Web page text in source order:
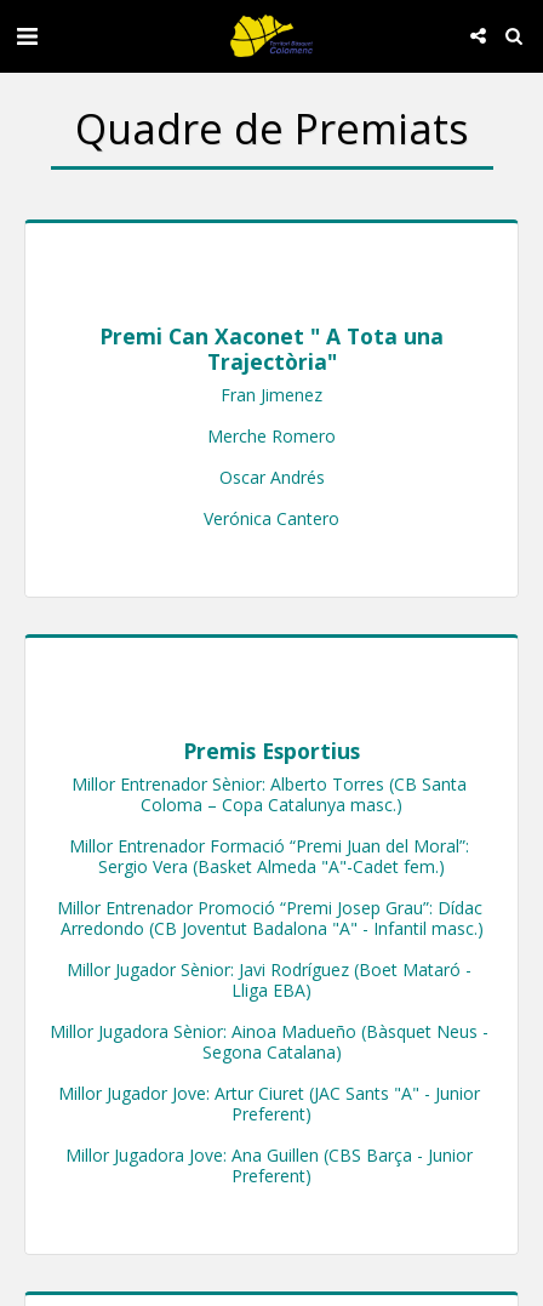
Quadre de Premiats
Premi Can Xaconet " A Tota una
Trajectòria"
Fran Jimenez
Merche Romero
Oscar Andrés
Verónica Cantero
Premis Esportius
Millor Entrenador Sènior: Alberto Torres (CB Santa
Coloma – Copa Catalunya masc.)
Millor Entrenador Formació “Premi Juan del Moral”:
Sergio Vera (Basket Almeda "A"-Cadet fem.)
Millor Entrenador Promoció “Premi Josep Grau”: Dídac
Arredondo (CB Joventut Badalona "A" - Infantil masc.)
Millor Jugador Sènior: Javi Rodríguez (Boet Mataró -
Lliga EBA)
Millor Jugadora Sènior: Ainoa Madueño (Bàsquet Neus -
Segona Catalana)
Millor Jugador Jove: Artur Ciuret (JAC Sants "A" - Junior
Preferent)
Millor Jugadora Jove: Ana Guillen (CBS Barça - Junior
Preferent)